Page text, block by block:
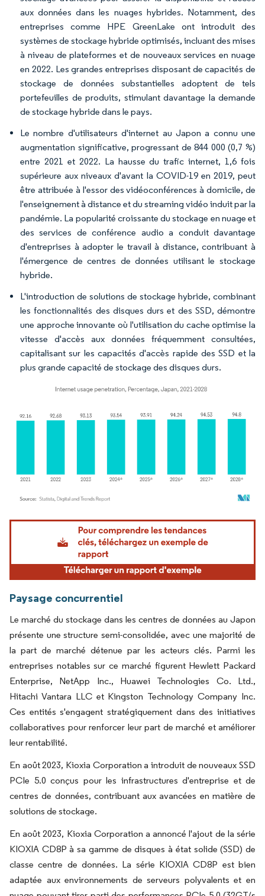
aux données dans les nuages hybrides. Notamment, des
entreprises comme HPE GreenLake ont introduit des
systèmes de stockage hybride optimisés, incluant des mises
à niveau de plateformes et de nouveaux services en nuage
en 2022. Les grandes entreprises disposant de capacités de
stockage de données substantielles adoptent de tels
portefeuilles de produits, stimulant davantage la demande
de stockage hybride dans le pays.
Le nombre d'utilisateurs d'internet au Japon a connu une
augmentation significative, progressant de 844 000 (0,7 %)
entre 2021 et 2022. La hausse du trafic internet, 1,6 fois
supérieure aux niveaux d'avant la COVID-19 en 2019, peut
être attribuée à l'essor des vidéoconférences à domicile, de
l'enseignement à distance et du streaming vidéo induit par la
pandémie. La popularité croissante du stockage en nuage et
des services de conférence audio a conduit davantage
d'entreprises à adopter le travail à distance, contribuant à
l'émergence de centres de données utilisant le stockage
hybride.
L'introduction de solutions de stockage hybride, combinant
les fonctionnalités des disques durs et des SSD, démontre
une approche innovante où l'utilisation du cache optimise la
vitesse d'accès aux données fréquemment consultées,
capitalisant sur les capacités d'accès rapide des SSD et la
plus grande capacité de stockage des disques durs.
Image © Mordor Intelligence. La réutilisation nécessite une attribution sous CC BY
Paysage concurrentiel
Le marché du stockage dans les centres de données au Japon
présente une structure semi-consolidée, avec une majorité de
la part de marché détenue par les acteurs clés. Parmi les
entreprises notables sur ce marché figurent Hewlett Packard
Enterprise, NetApp Inc., Huawei Technologies Co. Ltd.,
Hitachi Vantara LLC et Kingston Technology Company Inc.
Ces entités s'engagent stratégiquement dans des initiatives
collaboratives pour renforcer leur part de marché et améliorer
leur rentabilité.
En août 2023, Kioxia Corporation a introduit de nouveaux SSD
PCIe 5.0 conçus pour les infrastructures d'entreprise et de
centres de données, contribuant aux avancées en matière de
solutions de stockage.
En août 2023, Kioxia Corporation a annoncé l'ajout de la série
KIOXIA CD8P à sa gamme de disques à état solide (SSD) de
classe centre de données. La série KIOXIA CD8P est bien
adaptée aux environnements de serveurs polyvalents et en